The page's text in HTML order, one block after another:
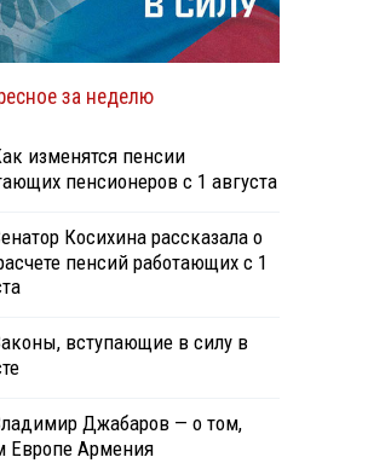
за неделю
изменятся пенсии
пенсионеров с 1 августа
Косихина рассказала о
пенсий работающих с 1
вступающие в силу в
Джабаров — о том,
Европе Армения